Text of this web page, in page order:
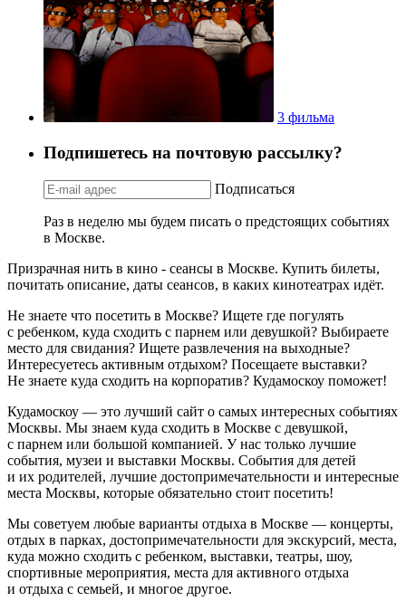
3 фильма
Подпишетесь на почтовую рассылку?
Подписаться
Раз в неделю мы будем писать о предстоящих событиях
в Москве.
Призрачная нить в кино - сеансы в Москве. Купить билеты,
почитать описание, даты сеансов, в каких кинотеатрах идёт.
Не знаете что посетить в Москве? Ищете где погулять
с ребенком, куда сходить с парнем или девушкой? Выбираете
место для свидания? Ищете развлечения на выходные?
Интересуетесь активным отдыхом? Посещаете выставки?
Не знаете куда сходить на корпоратив? Кудамоскоу поможет!
Кудамоскоу — это лучший сайт о самых интересных событиях
Москвы. Мы знаем куда сходить в Москве с девушкой,
с парнем или большой компанией. У нас только лучшие
события, музеи и выставки Москвы. События для детей
и их родителей, лучшие достопримечательности и интересные
места Москвы, которые обязательно стоит посетить!
Мы советуем любые варианты отдыха в Москве — концерты,
отдых в парках, достопримечательности для экскурсий, места,
куда можно сходить с ребенком, выставки, театры, шоу,
спортивные мероприятия, места для активного отдыха
и отдыха с семьей, и многое другое.